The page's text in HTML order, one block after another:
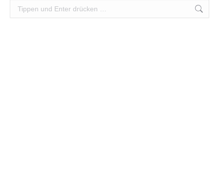
Search: